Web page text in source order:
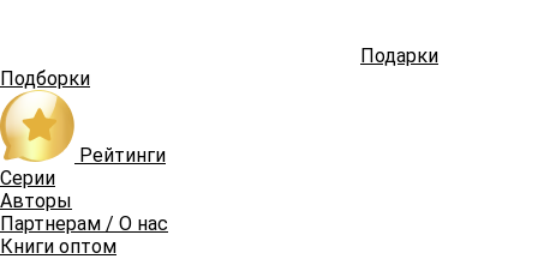
Подарки
Подборки
Рейтинги
Серии
Авторы
Партнерам / О нас
Книги оптом